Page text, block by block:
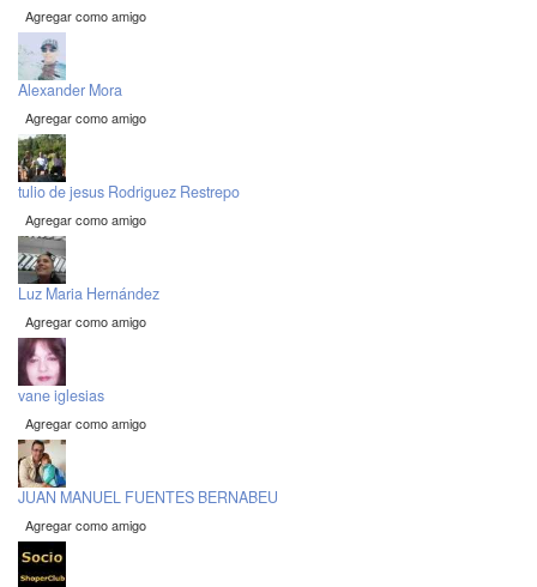
Agregar como amigo
Alexander Mora
Agregar como amigo
tulio de jesus Rodriguez Restrepo
Agregar como amigo
Luz Maria Hernández
Agregar como amigo
vane iglesias
Agregar como amigo
JUAN MANUEL FUENTES BERNABEU
Agregar como amigo